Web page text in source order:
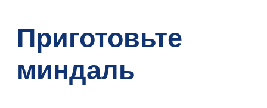
Приготовьте
миндаль